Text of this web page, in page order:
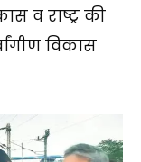
व राष्ट्र की
विकास